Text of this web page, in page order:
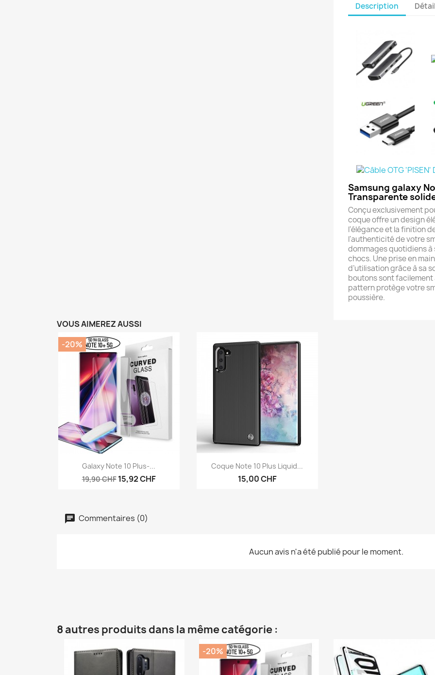
Description
Samsung galaxy
Transparente
Conçu exclusivement
coque offre un design
l'élégance et la finition
l'authenticité de votre
dommages quotidiens à
chocs. Une prise en
d’utilisation grâce à sa
boutons sont
pattern protège votre
poussière.
VOUS AIMEREZ AUSSI
Aperçu rapide
Galaxy Note 10 Plus-...
19,90 CHF 15,92 CHF
-20%
 Aperçu rapide
Coque Note 10 Plus Liquid...
15,00 CHF
Commentaires (0)
Aucun avis n'a été publié pour le moment.
8 autres produits dans la même catégorie :
-20%